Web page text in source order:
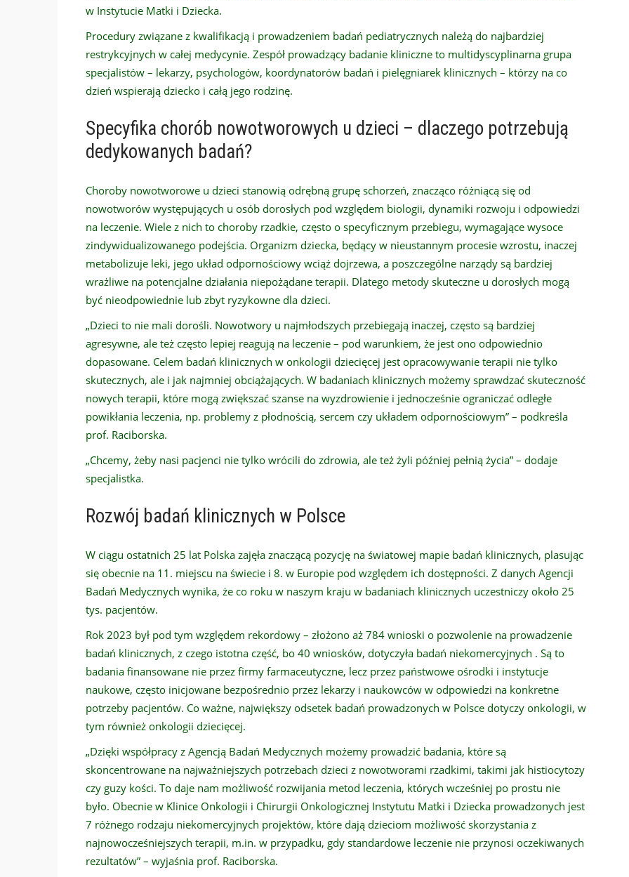
w Instytucie Matki i Dziecka.
Procedury związane z kwalifikacją i prowadzeniem badań pediatrycznych należą do najbardziej
restrykcyjnych w całej medycynie. Zespół prowadzący badanie kliniczne to multidyscyplinarna grupa
specjalistów – lekarzy, psychologów, koordynatorów badań i pielęgniarek klinicznych – którzy na co
dzień wspierają dziecko i całą jego rodzinę.
Specyfika chorób nowotworowych u dzieci – dlaczego potrzebują
dedykowanych badań?
Choroby nowotworowe u dzieci stanowią odrębną grupę schorzeń, znacząco różniącą się od
nowotworów występujących u osób dorosłych pod względem biologii, dynamiki rozwoju i odpowiedzi
na leczenie. Wiele z nich to choroby rzadkie, często o specyficznym przebiegu, wymagające wysoce
zindywidualizowanego podejścia. Organizm dziecka, będący w nieustannym procesie wzrostu, inaczej
metabolizuje leki, jego układ odpornościowy wciąż dojrzewa, a poszczególne narządy są bardziej
wrażliwe na potencjalne działania niepożądane terapii. Dlatego metody skuteczne u dorosłych mogą
być nieodpowiednie lub zbyt ryzykowne dla dzieci.
„Dzieci to nie mali dorośli. Nowotwory u najmłodszych przebiegają inaczej, często są bardziej
agresywne, ale też często lepiej reagują na leczenie – pod warunkiem, że jest ono odpowiednio
dopasowane. Celem badań klinicznych w onkologii dziecięcej jest opracowywanie terapii nie tylko
skutecznych, ale i jak najmniej obciążających. W badaniach klinicznych możemy sprawdzać skuteczność
nowych terapii, które mogą zwiększać szanse na wyzdrowienie i jednocześnie ograniczać odległe
powikłania leczenia, np. problemy z płodnością, sercem czy układem odpornościowym” – podkreśla
prof. Raciborska.
„Chcemy, żeby nasi pacjenci nie tylko wrócili do zdrowia, ale też żyli później pełnią życia” – dodaje
specjalistka.
Rozwój badań klinicznych w Polsce
W ciągu ostatnich 25 lat Polska zajęła znaczącą pozycję na światowej mapie badań klinicznych, plasując
się obecnie na 11. miejscu na świecie i 8. w Europie pod względem ich dostępności. Z danych Agencji
Badań Medycznych wynika, że co roku w naszym kraju w badaniach klinicznych uczestniczy około 25
tys. pacjentów.
Rok 2023 był pod tym względem rekordowy – złożono aż 784 wnioski o pozwolenie na prowadzenie
badań klinicznych, z czego istotna część, bo 40 wniosków, dotyczyła badań niekomercyjnych . Są to
badania finansowane nie przez firmy farmaceutyczne, lecz przez państwowe ośrodki i instytucje
naukowe, często inicjowane bezpośrednio przez lekarzy i naukowców w odpowiedzi na konkretne
potrzeby pacjentów. Co ważne, największy odsetek badań prowadzonych w Polsce dotyczy onkologii, w
tym również onkologii dziecięcej.
„Dzięki współpracy z Agencją Badań Medycznych możemy prowadzić badania, które są
skoncentrowane na najważniejszych potrzebach dzieci z nowotworami rzadkimi, takimi jak histiocytozy
czy guzy kości. To daje nam możliwość rozwijania metod leczenia, których wcześniej po prostu nie
było. Obecnie w Klinice Onkologii i Chirurgii Onkologicznej Instytutu Matki i Dziecka prowadzonych jest
7 różnego rodzaju niekomercyjnych projektów, które dają dzieciom możliwość skorzystania z
najnowocześniejszych terapii, m.in. w przypadku, gdy standardowe leczenie nie przynosi oczekiwanych
rezultatów” – wyjaśnia prof. Raciborska.